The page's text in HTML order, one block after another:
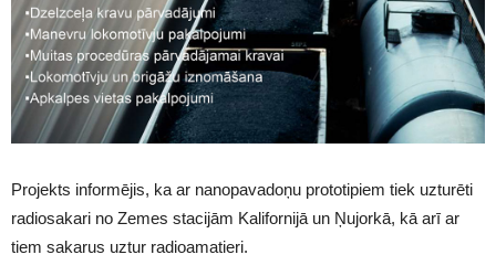
Projekts informējis, ka ar nanopavadoņu prototipiem tiek uzturēti
radiosakari no Zemes stacijām Kalifornijā un Ņujorkā, kā arī ar
tiem sakarus uztur radioamatieri.